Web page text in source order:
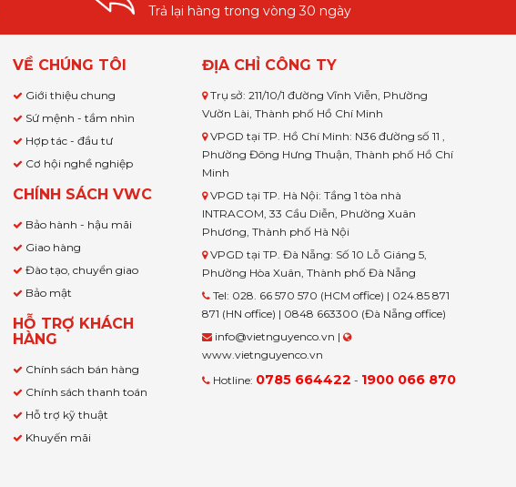
Trả lại hàng trong vòng 30 ngày
VỀ CHÚNG TÔI
Giới thiệu chung
Sứ mệnh - tầm nhìn
Hợp tác - đầu tư
Cơ hội nghề nghiệp
CHÍNH SÁCH VWC
Bảo hành - hậu mãi
Giao hàng
Đào tạo, chuyển giao
Bảo mật
HỖ TRỢ KHÁCH
HÀNG
Chính sách bán hàng
Chính sách thanh toán
Hỗ trợ kỹ thuật
Khuyến mãi
ĐỊA CHỈ CÔNG TY
Trụ sở: 211/10/1 đường Vĩnh Viễn, Phường
Vườn Lài, Thành phố Hồ Chí Minh
VPGD tại TP. Hồ Chí Minh: N36 đường số 11 ,
Phường Đông Hưng Thuận, Thành phố Hồ Chí
Minh
VPGD tại TP. Hà Nội: Tầng 1 tòa nhà
INTRACOM, 33 Cầu Diễn, Phường Xuân
Phương, Thành phố Hà Nội
VPGD tại TP. Đà Nẵng: Số 10 Lỗ Giáng 5,
Phường Hòa Xuân, Thành phố Đà Nẵng
Tel: 028. 66 570 570 (HCM office) | 024.85 871
871 (HN office) | 0848 663300 (Đà Nẵng office)
info@vietnguyenco.vn |
www.vietnguyenco.vn
Hotline: 0785 664422 - 1900 066 870